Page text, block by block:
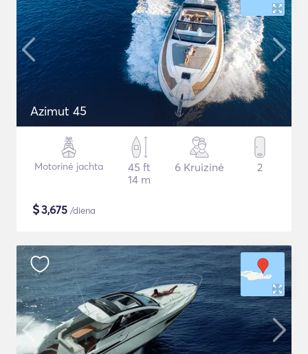
Azimut 45
Motorinė jachta
45 ft
14 m
6 Kruizinė 2
$3,675 /diena